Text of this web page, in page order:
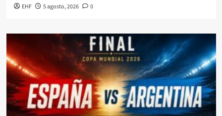
EHF 5 agosto, 2026 0